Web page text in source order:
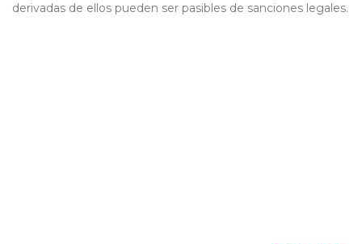
derivadas de ellos pueden ser pasibles de sanciones legales.